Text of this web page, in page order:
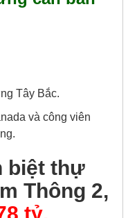
Tây Bắc.
và công viên
biệt thự
Thông 2,
tỷ.